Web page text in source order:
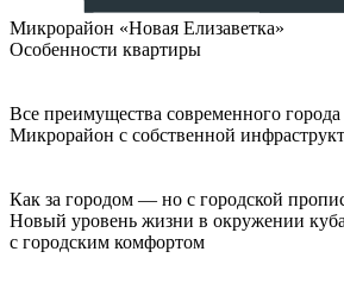
Микрорайон «Новая Елизаветка»
Особенности квартиры
Все преимущества современного города
Микрорайон с собственной
Как за городом — но с городской
Новый уровень жизни в окружении
с городским комфортом